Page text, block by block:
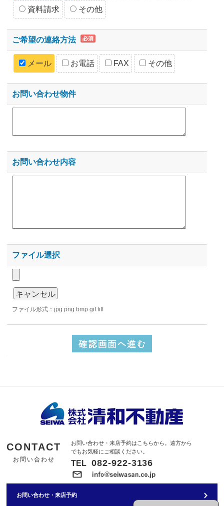
資料請求 その他
ご希望の連絡方法
メール お電話 FAX その他
お問い合わせ物件
お問い合わせ内容
ファイル選択
ファイル形式：jpg png bmp gif tiff
CONTACT
お問い合わせ
お問い合わせ・来店予約はこちらから。遠方から
でもお気軽にご相談ください。
TEL 082-922-3136
お問い合わせ・来店予約